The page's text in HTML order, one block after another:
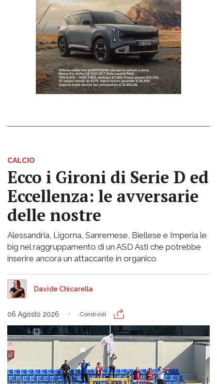
CALCIO
Ecco i Gironi di Serie D ed
Eccellenza: le avversarie
delle nostre
Alessandria, Ligorna, Sanremese, Biellese e Imperia le
big nel raggruppamento di un ASD Asti che potrebbe
inserire ancora un attaccante in organico
Davide Chicarella
06 Agosto 2026 Condividi